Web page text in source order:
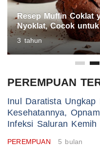
Resep Muffin Coklat
Nyoklat, Cocok
3 tahun
PEREMPUAN
Inul Daratista Ungkap
Kesehatannya,
Infeksi Saluran Kemih
PEREMPUAN 5 bulan